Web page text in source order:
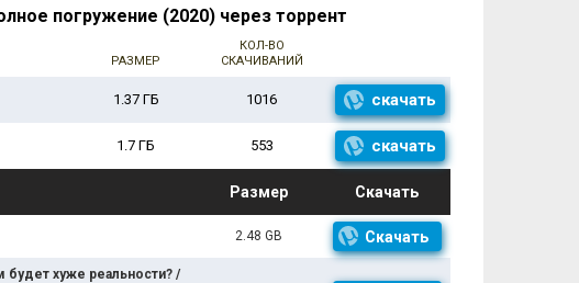
погружение (2020) через торрент
РАЗМЕР
КОЛ-ВО
СКАЧИВАНИЙ
1.37 ГБ 1016 скачать
1.7 ГБ 553 скачать
Размер Скачать
2.48 GB Скачать
будет хуже реальности? /